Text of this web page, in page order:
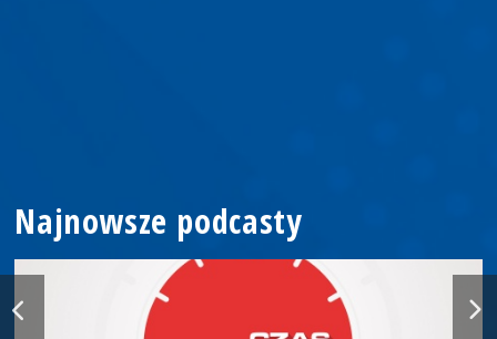
Najnowsze podcasty